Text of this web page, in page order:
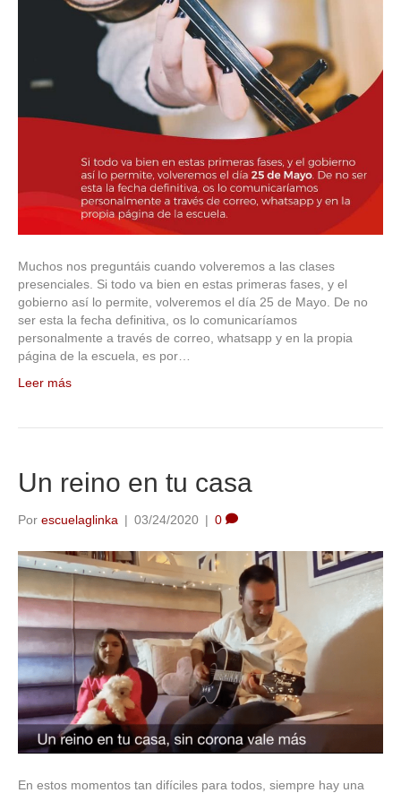
Muchos nos preguntáis cuando volveremos a las clases
presenciales. Si todo va bien en estas primeras fases, y el
gobierno así lo permite, volveremos el día 25 de Mayo. De no
ser esta la fecha definitiva, os lo comunicaríamos
personalmente a través de correo, whatsapp y en la propia
página de la escuela, es por…
Leer más
Un reino en tu casa
Por escuelaglinka | 03/24/2020 | 0
En estos momentos tan difíciles para todos, siempre hay una